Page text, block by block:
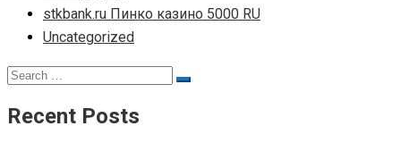
stkbank.ru Пинко казино 5000 RU
Uncategorized
Search
Search
Recent Posts